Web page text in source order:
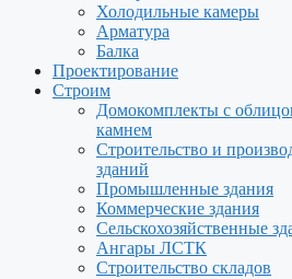
Холодильные камеры
Арматура
Балка
Проектирование
Строим
Домокомплекты с
камнем
Строительство и
зданий
Промышленные здания
Коммерческие здания
Сельскохозяйственные
Ангары ЛСТК
Строительство складов